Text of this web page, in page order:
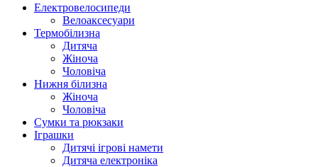
Електровелосипеди
Велоаксесуари
Термобілизна
Дитяча
Жіноча
Чоловіча
Нижня білизна
Жіноча
Чоловіча
Сумки та рюкзаки
Іграшки
Дитячі ігрові намети
Дитяча електроніка